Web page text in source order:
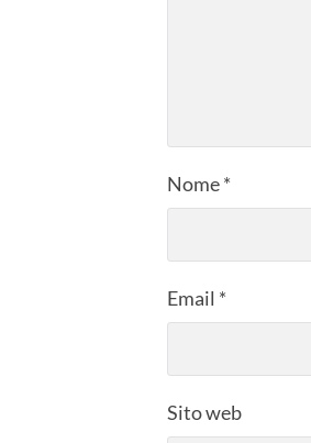
Nome*
Email *
Sito web